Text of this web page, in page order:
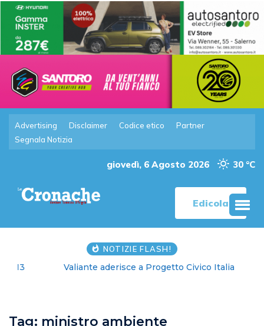
Advertising Disclaimer Codice etico
Partner
Segnala Notizia
giovedì, 6 Agosto 2026 30 °C
Edicola
NOTIZIE FLASH!
Valiante aderisce a Progetto Civico Italia